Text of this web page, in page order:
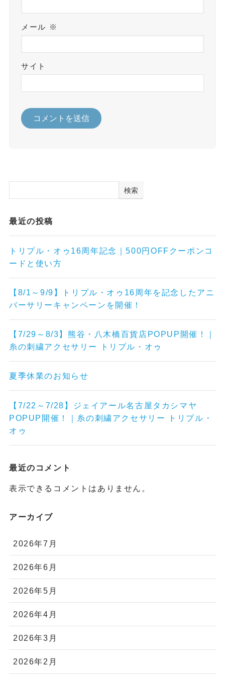
メール ※
サイト
検索
最近の投稿
トリプル・オゥ16周年記念｜500円OFFクーポンコ
ードと使い方
【8/1～9/9】トリプル・オゥ16周年を記念したアニ
バーサリーキャンペーンを開催！
【7/29～8/3】熊谷・八木橋百貨店POPUP開催！｜
糸の刺繍アクセサリー トリプル・オゥ
夏季休業のお知らせ
【7/22～7/28】ジェイアール名古屋タカシマヤ
POPUP開催！｜糸の刺繍アクセサリー トリプル・
オゥ
最近のコメント
表示できるコメントはありません。
アーカイブ
2026年7月
2026年6月
2026年5月
2026年4月
2026年3月
2026年2月